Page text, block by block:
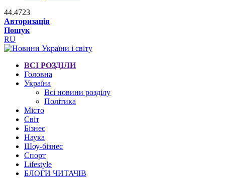
44.4723
Авторизація
Пошук
RU
ВСІ РОЗДІЛИ
Головна
Україна
Всі новини розділу
Політика
Місто
Світ
Бізнес
Наука
Шоу-бізнес
Спорт
Lifestyle
БЛОГИ ЧИТАЧІВ